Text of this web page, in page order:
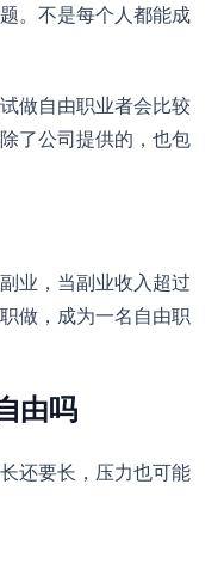
。不是每个人都能成
做自由职业者会比较
了公司提供的，也包
业，当副业收入超过
做，成为一名自由职
由吗
还要长，压力也可能